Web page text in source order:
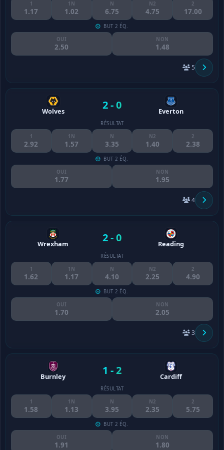
1
1.17
1N
1.02
N
6.75
N2
4.75
2
17.00
BUT 2 ÉQ.
OUI
2.50
NON
1.48
5
Wolves 2 - 0 Everton
RÉSULTAT
1
2.92
1N
1.57
N
3.35
N2
1.40
2
2.38
BUT 2 ÉQ.
OUI
1.77
NON
1.95
4
Wrexham 2 - 0 Reading
RÉSULTAT
1
1.62
1N
1.17
N
4.10
N2
2.25
2
4.90
BUT 2 ÉQ.
OUI
1.70
NON
2.05
3
Burnley 1 - 2 Cardiff
RÉSULTAT
1
1.58
1N
1.13
N
3.95
N2
2.35
2
5.75
BUT 2 ÉQ.
OUI
1.91
NON
1.80